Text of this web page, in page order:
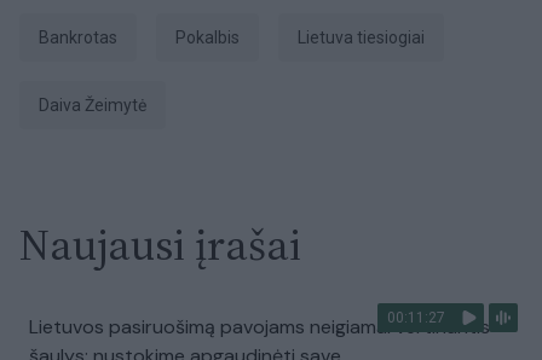
Bankrotas pokalbis Lietuva tiesiogiai
Daiva Žeimytė
Naujausi įrašai
00:11:27
Lietuvos pasiruošimą pavojams neigiamai vertinantis